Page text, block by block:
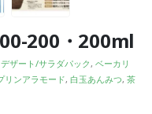
200・200ml
デザート/サラダパック, ベーカリ
リンアラモード, 白玉あんみつ, 茶